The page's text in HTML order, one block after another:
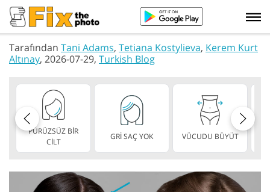
Tarafından Tani Adams, Tetiana Kostylieva, Kerem Kurt
Altınay, 2026-07-29, Turkish Blog
PÜRÜZSÜZ BİR
CİLT
GRİ SAÇ YOK VÜCUDU BÜYÜT